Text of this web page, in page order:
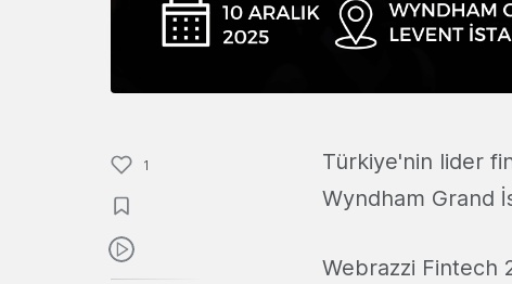
1 Türkiye'nin lider
Wyndham Grand
Webrazzi Fintech